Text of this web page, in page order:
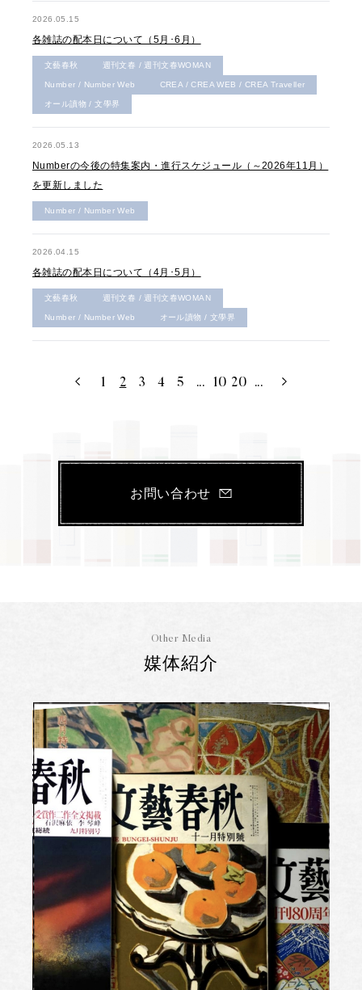
2026.05.15
各雑誌の配本日について（5月･6月）
文藝春秋 週刊文春 / 週刊文春WOMAN
Number / Number Web CREA / CREA WEB / CREA Traveller
オール讀物 / 文學界
2026.05.13
Numberの今後の特集案内・進行スケジュール（～2026年11月）
を更新しました
Number / Number Web
2026.04.15
各雑誌の配本日について（4月･5月）
文藝春秋 週刊文春 / 週刊文春WOMAN
Number / Number Web オール讀物 / 文學界
1 2 3 4 5 ... 10 20 ...
お問い合わせ
Other Media
媒体紹介